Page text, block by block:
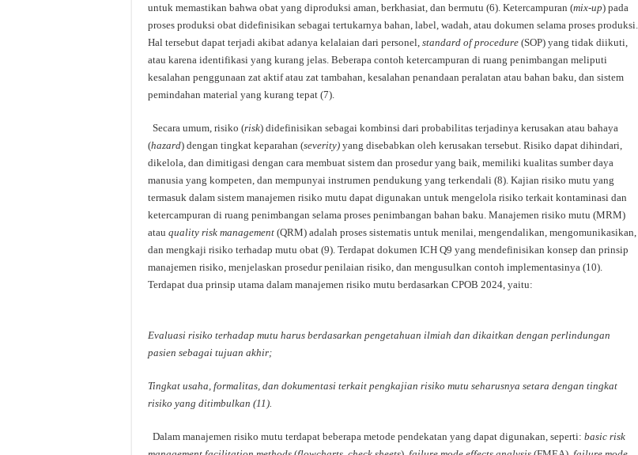
untuk memastikan bahwa obat yang diproduksi aman, berkhasiat, dan bermutu (6). Ketercampuran (mix-up) pada
proses produksi obat didefinisikan sebagai tertukarnya bahan, label, wadah, atau dokumen selama proses produksi.
Hal tersebut dapat terjadi akibat adanya kelalaian dari personel, standard of procedure (SOP) yang tidak diikuti,
atau karena identifikasi yang kurang jelas. Beberapa contoh ketercampuran di ruang penimbangan meliputi
kesalahan penggunaan zat aktif atau zat tambahan, kesalahan penandaan peralatan atau bahan baku, dan sistem
pemindahan material yang kurang tepat (7).
Secara umum, risiko (risk) didefinisikan sebagai kombinsi dari probabilitas terjadinya kerusakan atau bahaya
(hazard) dengan tingkat keparahan (severity) yang disebabkan oleh kerusakan tersebut. Risiko dapat dihindari,
dikelola, dan dimitigasi dengan cara membuat sistem dan prosedur yang baik, memiliki kualitas sumber daya
manusia yang kompeten, dan mempunyai instrumen pendukung yang terkendali (8). Kajian risiko mutu yang
termasuk dalam sistem manajemen risiko mutu dapat digunakan untuk mengelola risiko terkait kontaminasi dan
ketercampuran di ruang penimbangan selama proses penimbangan bahan baku. Manajemen risiko mutu (MRM)
atau quality risk management (QRM) adalah proses sistematis untuk menilai, mengendalikan, mengomunikasikan,
dan mengkaji risiko terhadap mutu obat (9). Terdapat dokumen ICH Q9 yang mendefinisikan konsep dan prinsip
manajemen risiko, menjelaskan prosedur penilaian risiko, dan mengusulkan contoh implementasinya (10).
Terdapat dua prinsip utama dalam manajemen risiko mutu berdasarkan CPOB 2024, yaitu:
Evaluasi risiko terhadap mutu harus berdasarkan pengetahuan ilmiah dan dikaitkan dengan perlindungan
pasien sebagai tujuan akhir;
Tingkat usaha, formalitas, dan dokumentasi terkait pengkajian risiko mutu seharusnya setara dengan tingkat
risiko yang ditimbulkan (11).
Dalam manajemen risiko mutu terdapat beberapa metode pendekatan yang dapat digunakan, seperti: basic risk